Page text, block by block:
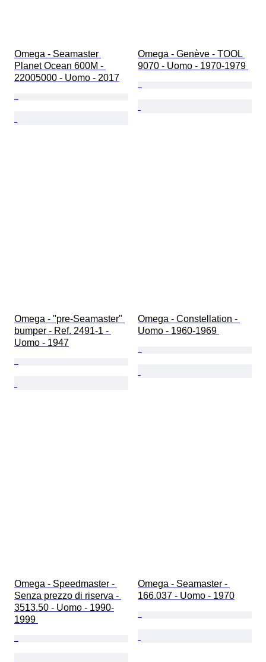
Omega - Seamaster
Planet Ocean 600M -
22005000 - Uomo - 2017
Omega - Genève - TOOL
9070 - Uomo - 1970-1979
Omega - "pre-Seamaster"
bumper - Ref. 2491-1 -
Uomo - 1947
Omega - Constellation -
Uomo - 1960-1969
Omega - Speedmaster -
Senza prezzo di riserva -
3513.50 - Uomo - 1990-
1999
Omega - Seamaster -
166.037 - Uomo - 1970